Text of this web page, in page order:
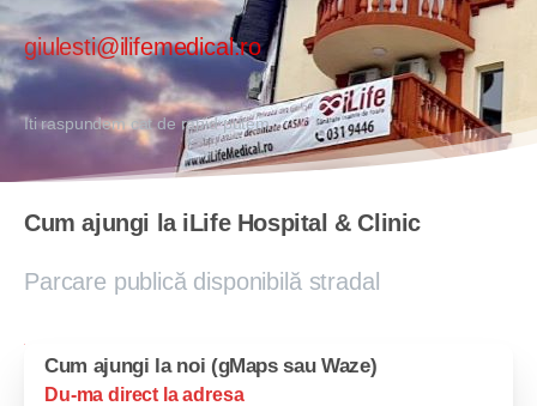
giulesti@ilifemedical.ro
Iti raspundem cat de rapid putem
Cum ajungi la iLife Hospital & Clinic
Parcare publică disponibilă stradal
Cum ajungi la noi (gMaps sau Waze)
Du-ma direct la adresa